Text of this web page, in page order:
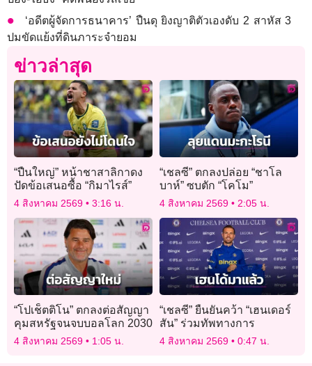
‘อดีตผู้จัดการธนาคาร’ ปืนดุ ยิงญาติตัวเองดับ 2 สาหัส 3
ปมขัดแย้งที่ดินภาระจำยอม
ข่าวล่าสุด
“ปืนใหญ่” หน้าชาสาลิกาดง
ปัดข้อเสนอซื้อ “กิมาไรส์”
4 สิงหาคม 2569 3:16 น.
“เชลซี” ตกลงปล่อย “ชาโล
บาห์” ซบตัก “โคโม”
4 สิงหาคม 2569 2:05 น.
“โปเช็ตติโน” ตกลงต่อสัญญา
คุมสหรัฐจนจบบอลโลก 2030
4 สิงหาคม 2569 1:05 น.
“เชลซี” ยืนยันคว้า “เฮนเดอร์
สัน” ร่วมทัพทางการ
4 สิงหาคม 2569 0:47 น.